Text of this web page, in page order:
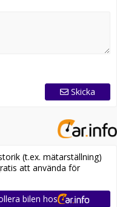
Skicka
(t.ex. mätarställning)
att använda för
bilen hos